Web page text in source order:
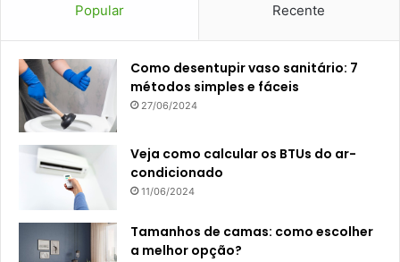
Popular Recente
Como desentupir vaso sanitário: 7
métodos simples e fáceis
27/06/2024
Veja como calcular os BTUs do ar-
condicionado
11/06/2024
Tamanhos de camas: como escolher
a melhor opção?